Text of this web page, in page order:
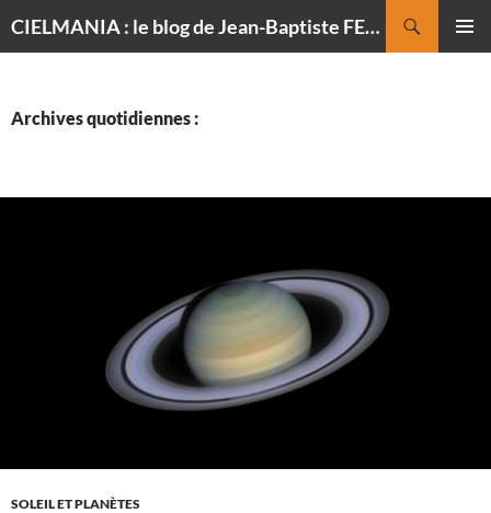
CIELMANIA : le blog de Jean-Baptiste FELDMANN, photographe du ciel
Archives quotidiennes :
SOLEIL ET PLANÈTES